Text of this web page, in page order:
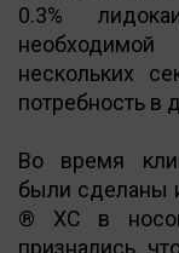
0.3%
нескольких
потребность в
Во время
были сделаны
® XC в
признались,